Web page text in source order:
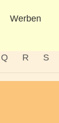
Werben
Q R S